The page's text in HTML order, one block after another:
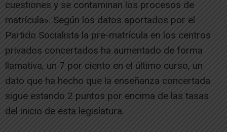
cuestiones y se contaminan los procesos de
matrícula». Según los datos aportados por el
Partido Socialista la pre-matrícula en los centros
privados concertados ha aumentado de forma
llamativa, un 7 por ciento en el último curso, un
dato que ha hecho que la enseñanza concertada
sigue estando 2 puntos por encima de las tasas
del inicio de esta legislatura.